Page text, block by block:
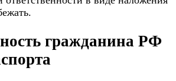
гражданина РФ